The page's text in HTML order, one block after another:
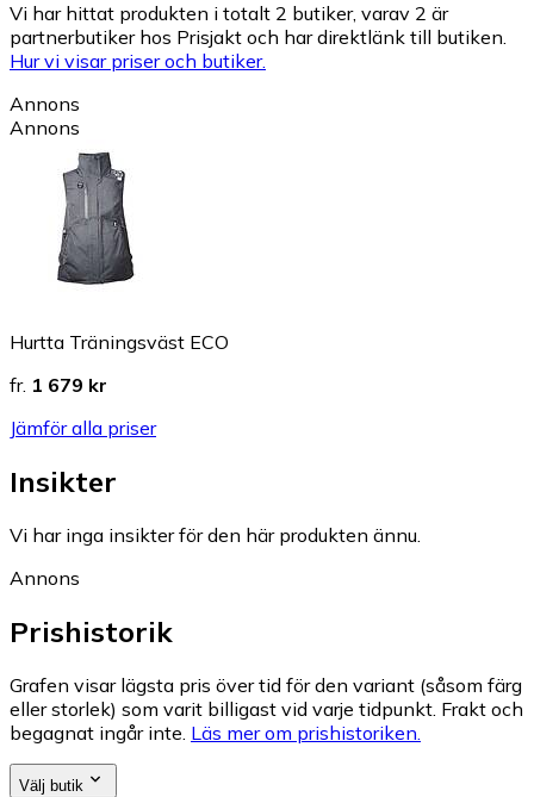
Vi har hittat produkten i totalt 2 butiker, varav 2 är
partnerbutiker hos Prisjakt och har direktlänk till butiken.
Hur vi visar priser och butiker.
Annons
Annons
Hurtta Träningsväst ECO
fr. 1 679 kr
Jämför alla priser
Insikter
Vi har inga insikter för den här produkten ännu.
Annons
Prishistorik
Grafen visar lägsta pris över tid för den variant (såsom färg
eller storlek) som varit billigast vid varje tidpunkt. Frakt och
begagnat ingår inte. Läs mer om prishistoriken.
Välj butik